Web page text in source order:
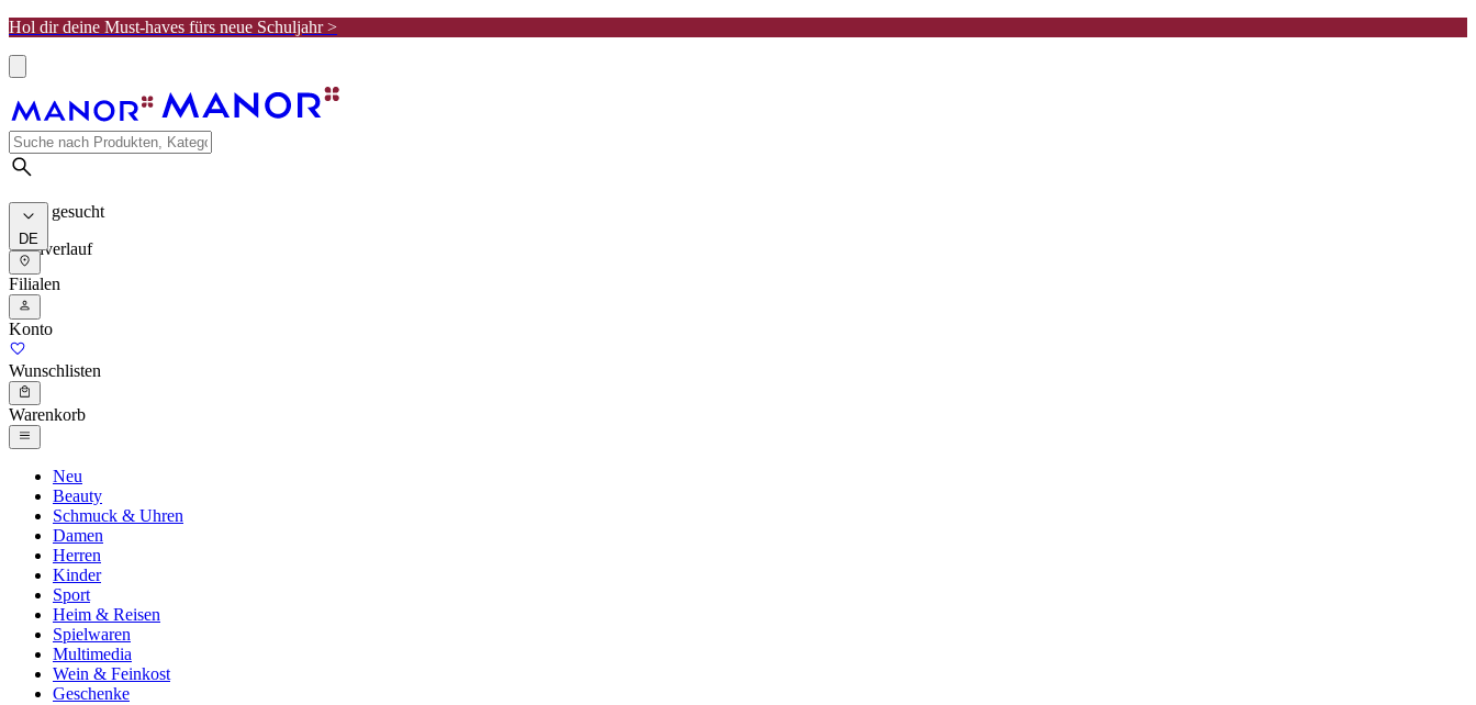
Hol dir deine Must-haves fürs neue Schuljahr >
Meist gesucht
Suchverlauf
DE
Filialen
Konto
Wunschlisten
Warenkorb
Neu
Beauty
Schmuck & Uhren
Damen
Herren
Kinder
Sport
Heim & Reisen
Spielwaren
Multimedia
Wein & Feinkost
Geschenke